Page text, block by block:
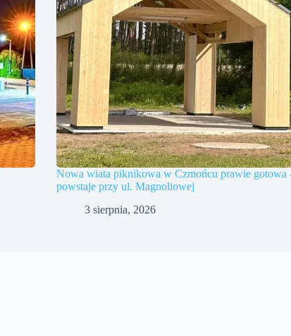
Nowa wiata piknikowa w Czmońcu prawie gotowa
powstaje przy ul. Magnoliowej
3 sierpnia, 2026